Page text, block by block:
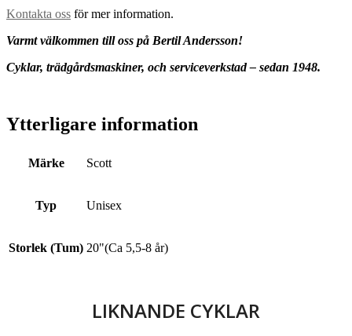
Kontakta oss för mer information.
Varmt välkommen till oss på Bertil Andersson!
Cyklar, trädgårdsmaskiner, och serviceverkstad – sedan 1948.
Ytterligare information
Märke Scott
Typ Unisex
Storlek (Tum) 20"(Ca 5,5-8 år)
LIKNANDE CYKLAR